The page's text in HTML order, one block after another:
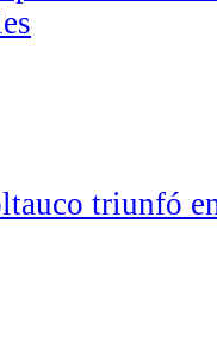
triunfó